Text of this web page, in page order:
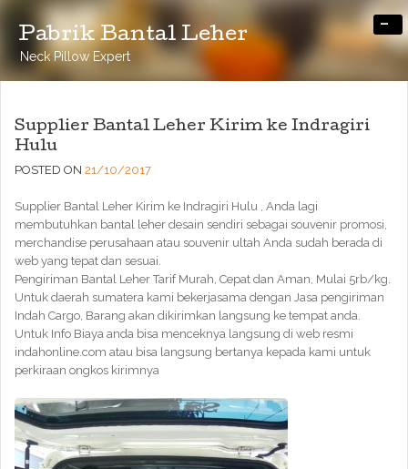
Pabrik Bantal Leher
Neck Pillow Expert
-
Supplier Bantal Leher Kirim ke Indragiri
Hulu
POSTED ON 21/10/2017
Supplier Bantal Leher Kirim ke Indragiri Hulu , Anda lagi
membutuhkan bantal leher desain sendiri sebagai souvenir promosi,
merchandise perusahaan atau souvenir ultah Anda sudah berada di
web yang tepat dan sesuai.
Pengiriman Bantal Leher Tarif Murah, Cepat dan Aman, Mulai 5rb/kg.
Untuk daerah sumatera kami bekerjasama dengan Jasa pengiriman
Indah Cargo, Barang akan dikirimkan langsung ke tempat anda.
Untuk Info Biaya anda bisa menceknya langsung di web resmi
indahonline.com atau bisa langsung bertanya kepada kami untuk
perkiraan ongkos kirimnya